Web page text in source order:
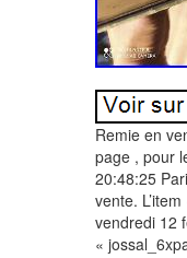
Remie en
page , pour
20:48:25
vente.
vendredi 12
«